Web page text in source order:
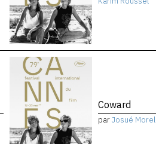
Coward
parJosué Morel